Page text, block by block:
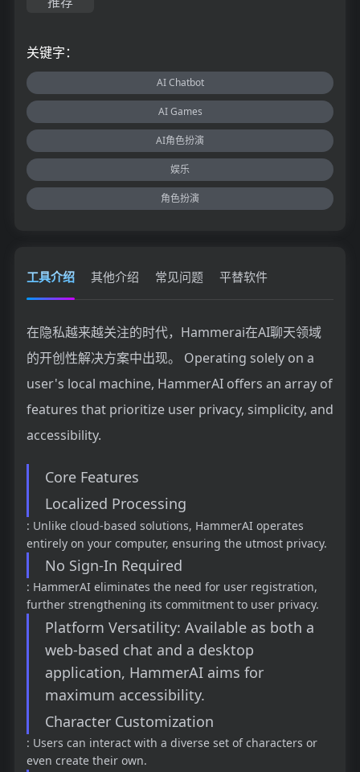
关键字：
AI Chatbot
AI Games
AI角色扮演
娱乐
角色扮演
工具介绍 其他介绍 常见问题 平替软件
在隐私越来越关注的时代，Hammerai在AI聊天领域
的开创性解决方案中出现。 Operating solely on a
user's local machine, HammerAI offers an array of
features that prioritize user privacy, simplicity, and
accessibility.
Core Features
Localized Processing
: Unlike cloud-based solutions, HammerAI operates
entirely on your computer, ensuring the utmost privacy.
No Sign-In Required
: HammerAI eliminates the need for user registration,
further strengthening its commitment to user privacy.
Platform Versatility: Available as both a
web-based chat and a desktop
application, HammerAI aims for
maximum accessibility.
Character Customization
: Users can interact with a diverse set of characters or
even create their own.